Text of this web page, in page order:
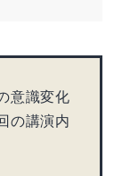
意識変化
の講演内